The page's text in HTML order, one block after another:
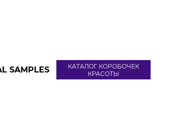
КАТАЛОГ КОРОБОЧЕК
КРАСОТЫ